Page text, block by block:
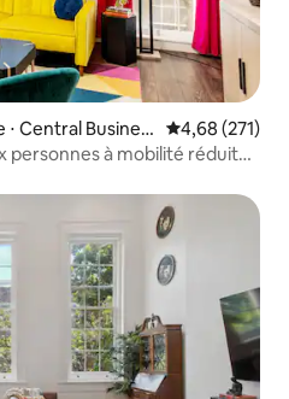
Central Busines
Évaluation
4,68 (271)
personnes à mobilité réduite |